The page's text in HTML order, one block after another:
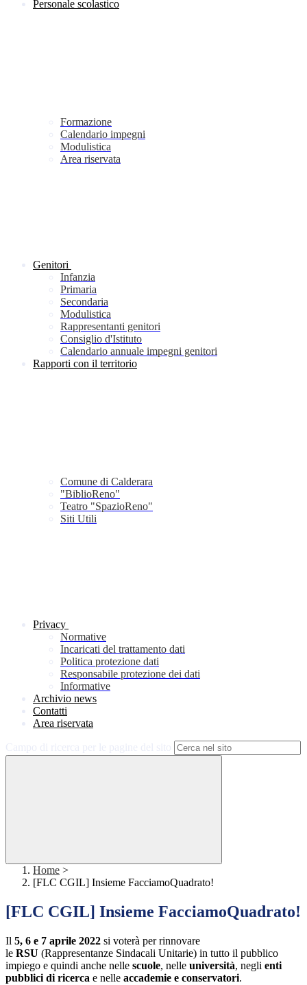
Personale scolastico
Formazione
Calendario impegni
Modulistica
Area riservata
Genitori
Infanzia
Primaria
Secondaria
Modulistica
Rappresentanti genitori
Consiglio d'Istituto
Calendario annuale impegni genitori
Rapporti con il territorio
Comune di Calderara
"BiblioReno"
Teatro "SpazioReno"
Siti Utili
Privacy
Normative
Incaricati del trattamento dati
Politica protezione dati
Responsabile protezione dei dati
Informative
Archivio news
Contatti
Area riservata
Home >
[FLC CGIL] Insieme FacciamoQuadrato!
[FLC CGIL] Insieme FacciamoQuadrato!
Il 5, 6 e 7 aprile 2022 si voterà per rinnovare
le RSU (Rappresentanze Sindacali Unitarie) in tutto il pubblico
impiego e quindi anche nelle scuole, nelle università, negli enti
pubblici di ricerca e nelle accademie e conservatori.